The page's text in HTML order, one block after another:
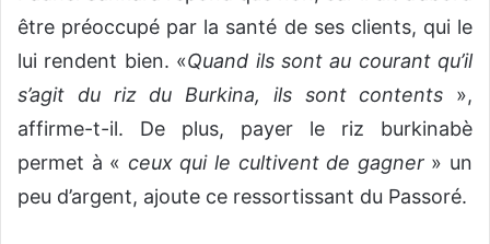
être préoccupé par la santé de ses clients, qui le
lui rendent bien. «Quand ils sont au courant qu’il
s’agit du riz du Burkina, ils sont contents »,
affirme-t-il. De plus, payer le riz burkinabè
permet à « ceux qui le cultivent de gagner» un
peu d’argent, ajoute ce ressortissant du Passoré.